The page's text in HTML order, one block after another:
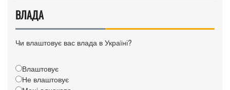
ВЛАДА
Чи влаштовує вас влада в Україні?
Влаштовує
Не влаштовує